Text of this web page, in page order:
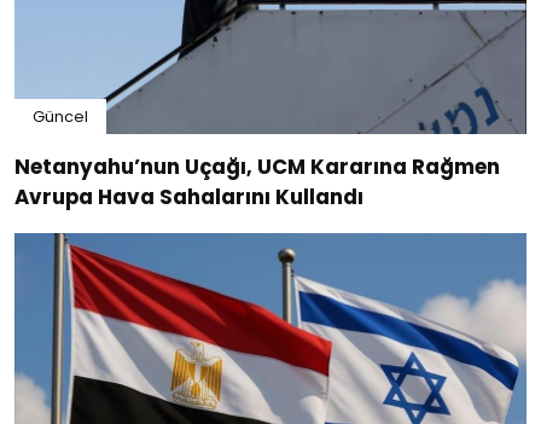
Güncel
Netanyahu’nun Uçağı, UCM Kararına Rağmen
Avrupa Hava Sahalarını Kullandı